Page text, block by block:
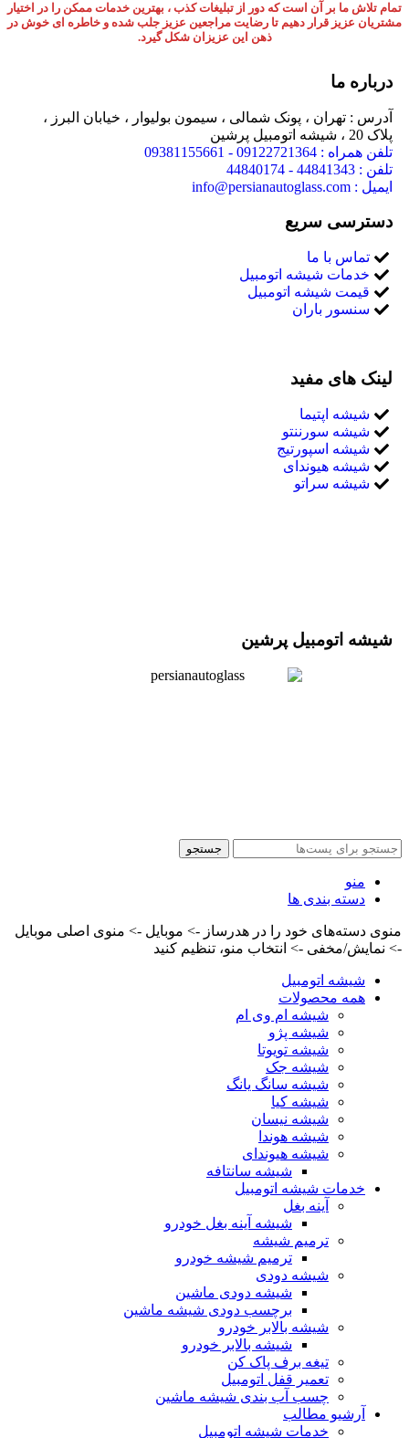
تمام تلاش ما بر آن است که دور از تبلیغات کذب ، بهترین خدمات ممکن را در اختیار
مشتریان عزیز قرار دهیم تا رضایت مراجعین عزیز جلب شده و خاطره ای خوش در
ذهن این عزیزان شکل گیرد.
درباره ما
آدرس : تهران ، پونک شمالی ، سیمون بولیوار ، خیابان البرز ،
پلاک 20 ، شیشه اتومبیل پرشین
تلفن همراه : 09122721364 - 09381155661
تلفن : 44841343 - 44840174
ایمیل : info@persianautoglass.com
دسترسی سریع
تماس با ما
خدمات شیشه اتومبیل
قیمت شیشه اتومبیل
سنسور باران
لینک های مفید
شیشه اپتیما
شیشه سورننتو
شیشه اسپورتیج
شیشه هیوندای
شیشه سراتو
شیشه اتومبیل پرشین
جستجو
منو
دسته بندی ها
منوی دسته‌های خود را در هدرساز -> موبایل -> منوی اصلی موبایل
-> نمایش/مخفی -> انتخاب منو، تنظیم کنید
شیشه اتومبیل
همه محصولات
شیشه ام وی ام
شیشه پژو
شیشه تویوتا
شیشه جک
شیشه سانگ یانگ
شیشه کیا
شیشه نیسان
شیشه هوندا
شیشه هیوندای
شیشه سانتافه
خدمات شیشه اتومبیل
آینه بغل
شیشه آینه بغل خودرو
ترمیم شیشه
ترمیم شیشه خودرو
شیشه دودی
شیشه دودی ماشین
برچسب دودی شیشه ماشین
شیشه بالابر خودرو
شیشه بالابر خودرو
تیغه برف پاک کن
تعمیر قفل اتومبیل
چسب آب بندی شیشه ماشین
آرشیو مطالب
خدمات شیشه اتومبیل